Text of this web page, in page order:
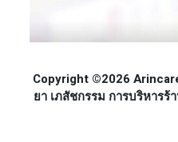
Copyright ©2026
ยา เภสัชกรรม การบริหาร